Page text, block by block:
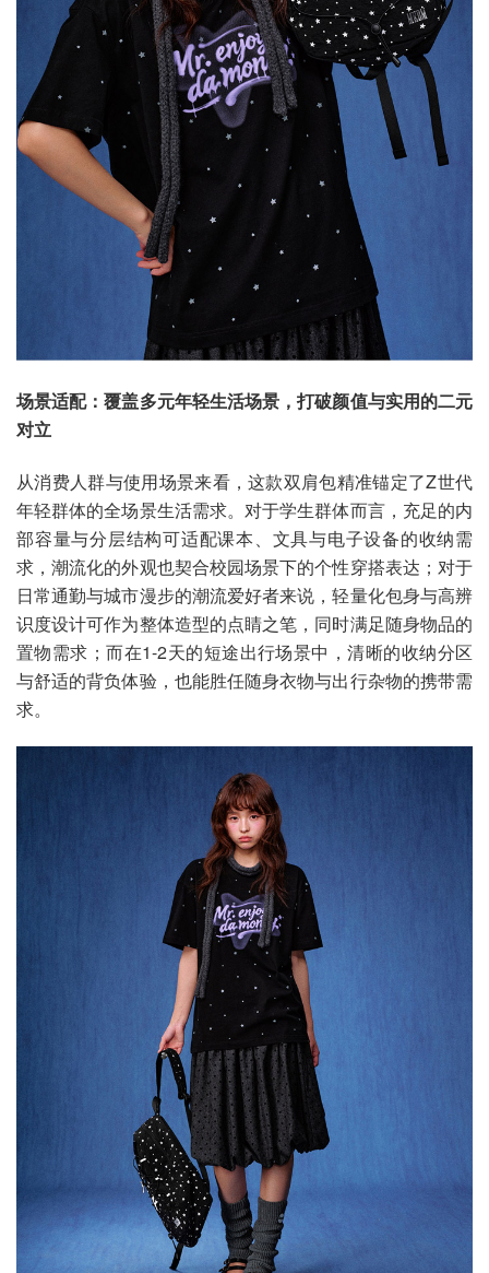
场景适配：覆盖多元年轻生活场景，打破颜值与实用的二元
对立
从消费人群与使用场景来看，这款双肩包精准锚定了Z世代
年轻群体的全场景生活需求。对于学生群体而言，充足的内
部容量与分层结构可适配课本、文具与电子设备的收纳需
求，潮流化的外观也契合校园场景下的个性穿搭表达；对于
日常通勤与城市漫步的潮流爱好者来说，轻量化包身与高辨
识度设计可作为整体造型的点睛之笔，同时满足随身物品的
置物需求；而在1-2天的短途出行场景中，清晰的收纳分区
与舒适的背负体验，也能胜任随身衣物与出行杂物的携带需
求。